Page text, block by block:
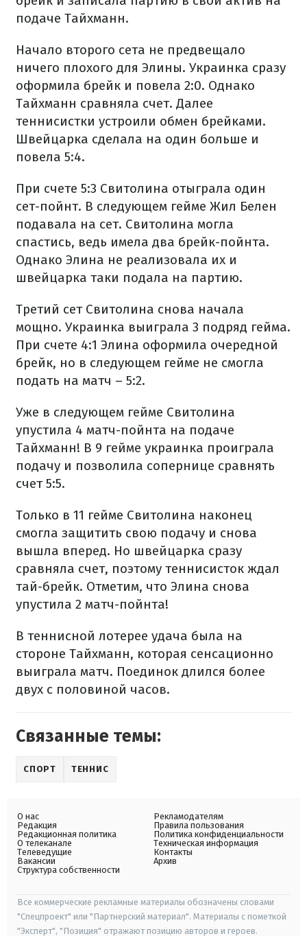
подаче Тайхманн.
Начало второго сета не предвещало
ничего плохого для Элины. Украинка сразу
оформила брейк и повела 2:0. Однако
Тайхманн сравняла счет. Далее
теннисистки устроили обмен брейками.
Швейцарка сделала на один больше и
повела 5:4.
При счете 5:3 Свитолина отыграла один
сет-пойнт. В следующем гейме Жил Белен
подавала на сет. Свитолина могла
спастись, ведь имела два брейк-пойнта.
Однако Элина не реализовала их и
швейцарка таки подала на партию.
Третий сет Свитолина снова начала
мощно. Украинка выиграла 3 подряд гейма.
При счете 4:1 Элина оформила очередной
брейк, но в следующем гейме не смогла
подать на матч – 5:2.
Уже в следующем гейме Свитолина
упустила 4 матч-пойнта на подаче
Тайхманн! В 9 гейме украинка проиграла
подачу и позволила сопернице сравнять
счет 5:5.
Только в 11 гейме Свитолина наконец
смогла защитить свою подачу и снова
вышла вперед. Но швейцарка сразу
сравняла счет, поэтому теннисисток ждал
тай-брейк. Отметим, что Элина снова
упустила 2 матч-пойнта!
В теннисной лотерее удача была на
стороне Тайхманн, которая сенсационно
выиграла матч. Поединок длился более
двух с половиной часов.
Связанные темы:
СПОРТ ТЕННИС
О нас
Редакция
Редакционная политика
О телеканале
Телеведущие
Вакансии
Структура собственности
Рекламодателям
Правила пользования
Политика конфиденциальности
Техническая информация
Контакты
Архив
Все коммерческие рекламные материалы обозначены словами
"Спецпроект" или "Партнерский материал". Материалы с пометкой
"Эксперт", "Позиция" отражают позицию авторов и героев.